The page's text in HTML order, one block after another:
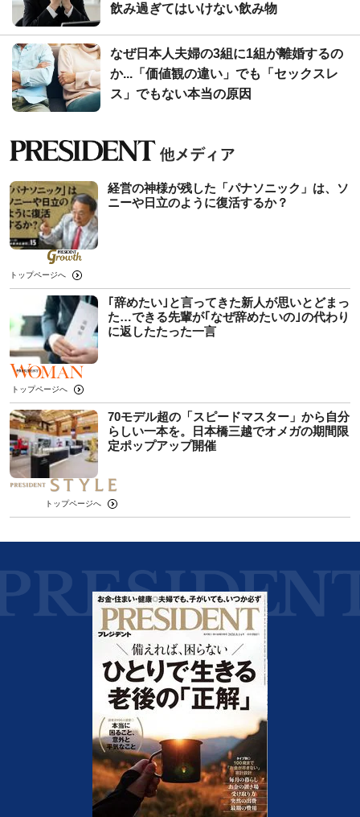
飲み過ぎてはいけない飲み物
なぜ日本人夫婦の3組に1組が離婚するの
か...「価値観の違い」でも「セックスレ
ス」でもない本当の原因
経営の神様が残した「パナソニック」は、ソ
ニーや日立のように復活するか？
トップページへ
｢辞めたい｣と言ってきた新人が思いとどまっ
た…できる先輩が｢なぜ辞めたいの｣の代わり
に返したたった一言
トップページへ
70モデル超の「スピードマスター」から自分
らしい一本を。日本橋三越でオメガの期間限
定ポップアップ開催
トップページへ